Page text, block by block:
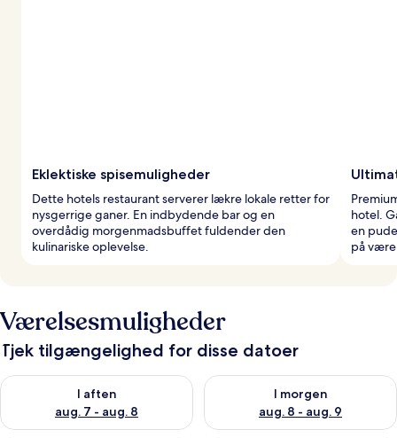
Eklektiske spisemuligheder
Dette hotels restaurant serverer lækre lokale retter for
nysgerrige ganer. En indbydende bar og en
overdådig morgenmadsbuffet fuldender den
kulinariske oplevelse.
hotel.
en
på
Værelsesmuligheder
Tjek tilgængelighed for disse datoer
I aften
aug. 7 - aug. 8
Tjek tilgængelighed for i aften aug. 7 - aug. 8
I morgen
aug. 8 - aug. 9
Tjek tilgængelighed for i